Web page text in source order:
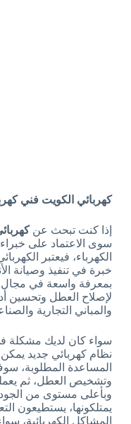
كهربائي الكويت فني كهربائي / 66559972 /
إذا كنت تبحث عن
سوى الاعتماد على
الكهرباء، فيعتبر
خبرة في تنفيذ وصيانة
بمعرفة واسعة في مجال
لإصلاح العطل وتحسين
والمباني التجارية
سواء كان لديك مشكلة
نظام كهربائي جديد
المساعدة المطلوبة،
وتشخيص العطل، ثم
وبأعلى مستوى من
يمتلكونها، يستطيعون
المشاكل الكهربائية،